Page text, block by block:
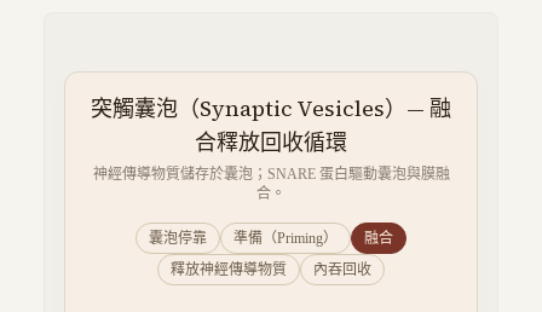
突觸囊泡（Synaptic Vesicles）— 融
合釋放回收循環
神經傳導物質儲存於囊泡；SNARE 蛋白驅動囊泡與膜融
合。
囊泡停靠 準備（Priming）
融合
釋放神經傳導物質
內吞回收